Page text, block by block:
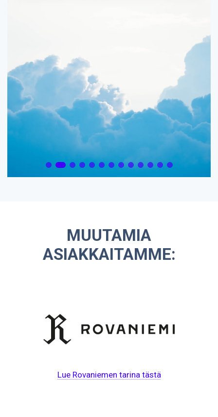
MUUTAMIA
ASIAKKAITAMME:
Lue Rovaniemen tarina tästä